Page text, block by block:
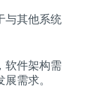
与其他系统
软件架构需
需求。